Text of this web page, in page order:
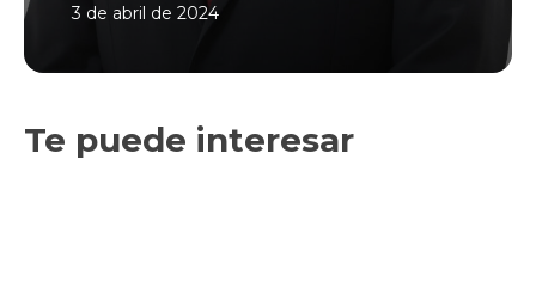
3 de abril de 2024
Te puede interesar